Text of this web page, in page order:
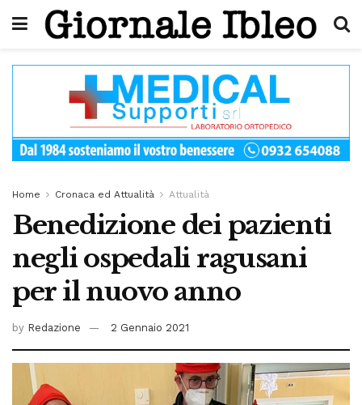
Home Cronaca ed Attualità Attualità
Benedizione dei pazienti
negli ospedali ragusani
per il nuovo anno
by Redazione 2 Gennaio 2021